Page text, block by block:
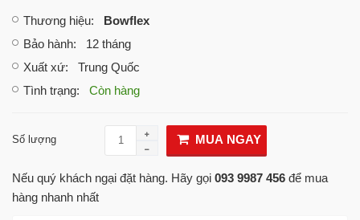
Thương hiệu: Bowflex
Bảo hành: 12 tháng
Xuất xứ: Trung Quốc
Tình trạng: Còn hàng
Số lượng MUA NGAY
Nếu quý khách ngại đặt hàng. Hãy gọi 093 9987 456 để mua
hàng nhanh nhất